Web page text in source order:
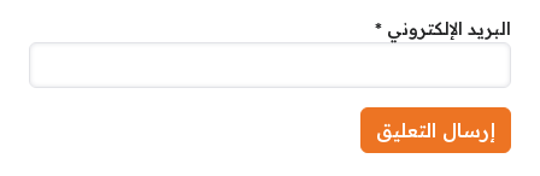
البريد الإلكتروني *